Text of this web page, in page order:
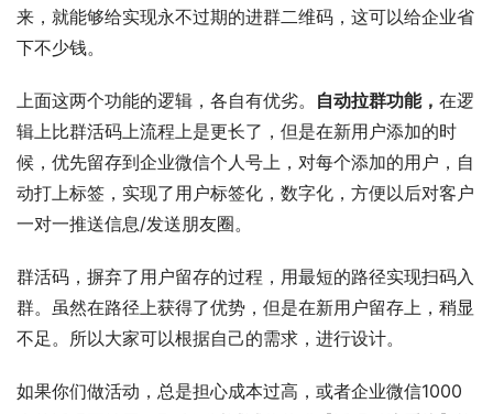
来，就能够给实现永不过期的进群二维码，这可以给企业省
下不少钱。
上面这两个功能的逻辑，各自有优劣。 自动拉群功能， 在逻
辑上比群活码上流程上是更长了，但是在新用户添加的时
候，优先留存到企业微信个人号上，对每个添加的用户，自
动打上标签，实现了用户标签化，数字化，方便以后对客户
一对一推送信息/发送朋友圈。
群活码，摒弃了用户留存的过程，用最短的路径实现扫码入
群。虽然在路径上获得了优势，但是在新用户留存上，稍显
不足。所以大家可以根据自己的需求，进行设计。
如果你们做活动，总是担心成本过高，或者企业微信1000